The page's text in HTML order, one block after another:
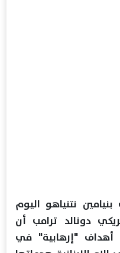
‌نتنياهو اليوم
​دونالد ترامب أن
"إرهابية" ​في